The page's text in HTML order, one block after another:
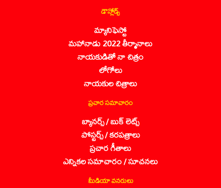
డౌన్లోడ్స్
మ్యానిఫెస్టో
మహానాడు 2022 తీర్మానాలు
నాయకుడితో నా చిత్రం
లోగోలు
నాయకుల చిత్రాలు
ప్రచార సమాచారం
బ్యానర్స్ / బుక్ లెట్స్
పోస్టర్స్ / కరపత్రాలు
ప్రచార గీతాలు
ఎన్నికల సమాచారం / సూచనలు
మీడియా వనరులు